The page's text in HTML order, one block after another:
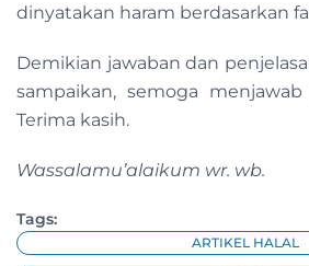
dinyatakan haram berdasarkan
Demikian jawaban dan
sampaikan, semoga
Terima kasih.
Wassalamu’alaikum wr. wb.
Tags:
ARTIKEL HALAL